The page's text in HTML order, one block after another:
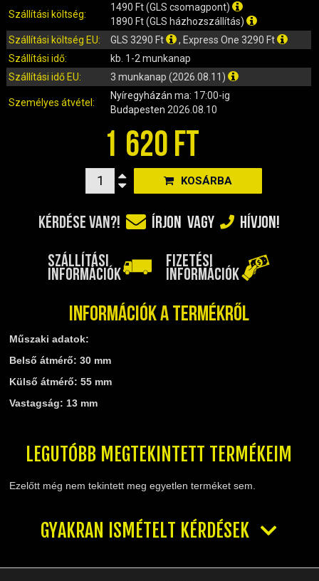
IZZÓ (ROBOGÓ, QUAD, MOTOR)
KARBURÁTOROK ÉS ALKATRÉSZEIK
KENŐANYAGOK, TISZTÍTÓK, ÁPOLÓK
KIEGÉSZÍTŐK
KILÓMÉTERÓRA ÉS ALKATRÉSZEI
KORMÁNY ÉS ALKATRÉSZEI
LÁMPÁK, BÚRÁK
MOTORBLOKK KOMPLETT
SZERSZÁMOK
RUHÁZAT, VÉDŐFELSZERELÉSEK
TELESZKÓP ÉS ALKATRÉSZEI
TÖMÍTÉSEK (ROBOGÓ, MOPED, QUAD)
TÜKRÖK (UNIVERZÁLIS)
VÁZ, FUTÓMŰ, SZILENT, SZTENDER
ZÁRAK, GYÚJTÁSKAPCSOLÓK
Szállítási költség:
1490 Ft (GLS csomagpont)
1890 Ft (GLS házhozszállítás)
Szállítási költség EU:
GLS 3290 Ft
, Express One 3290 Ft
Szállítási idő:
kb. 1-2 munkanap
Szállítási idő EU:
3 munkanap (2026.08.11)
Személyes átvétel:
Nyíregyházán ma: 17:00-ig
Budapesten 2026.08.10
1 620 FT
KOSÁRBA
KÉRDÉSE VAN?! ÍRJON VAGY HÍVJON!
SZÁLLÍTÁSI
INFORMÁCIÓK
FIZETÉSI
INFORMÁCIÓK
Információk a termékről
Műszaki adatok:
Belső átmérő: 30 mm
Külső átmérő: 55 mm
Vastagság: 13 mm
LEGUTÓBB MEGTEKINTETT TERMÉKEIM
Ezelőtt még nem tekintett meg egyetlen terméket sem.
GYAKRAN ISMÉTELT KÉRDÉSEK